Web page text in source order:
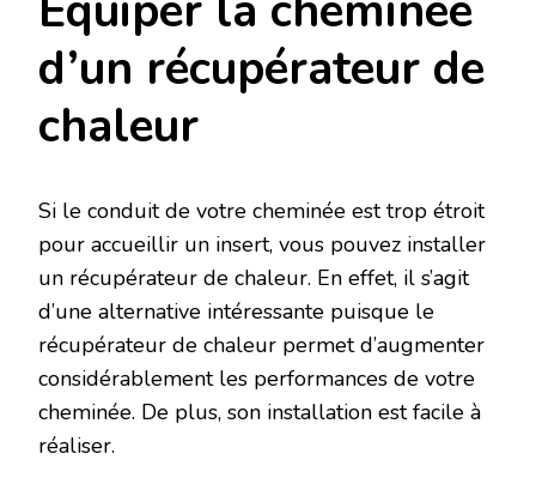
d’un récupérateur de
chaleur
Si le conduit de votre cheminée est trop étroit
pour accueillir un insert, vous pouvez installer
un récupérateur de chaleur. En effet, il s’agit
d’une alternative intéressante puisque le
récupérateur de chaleur permet d’augmenter
considérablement les performances de votre
cheminée. De plus, son installation est facile à
réaliser.